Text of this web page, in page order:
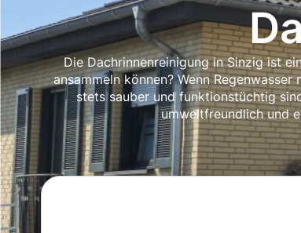
Die Dachrinnenreinigung in Sinzig ist
ansammeln können? Wenn
stets sauber und funktionstüchtig
umweltfreundlich und